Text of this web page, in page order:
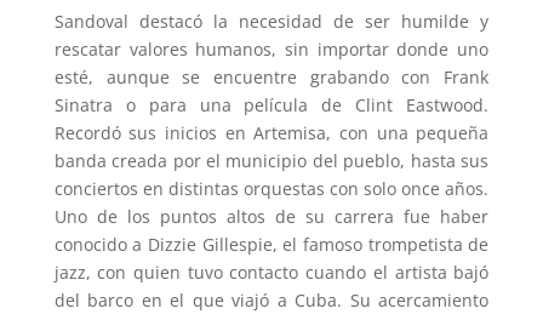
Sandoval destacó la necesidad de ser humilde y
rescatar valores humanos, sin importar donde uno
esté, aunque se encuentre grabando con Frank
Sinatra o para una película de Clint Eastwood.
Recordó sus inicios en Artemisa, con una pequeña
banda creada por el municipio del pueblo, hasta sus
conciertos en distintas orquestas con solo once años.
Uno de los puntos altos de su carrera fue haber
conocido a Dizzie Gillespie, el famoso trompetista de
jazz, con quien tuvo contacto cuando el artista bajó
del barco en el que viajó a Cuba. Su acercamiento